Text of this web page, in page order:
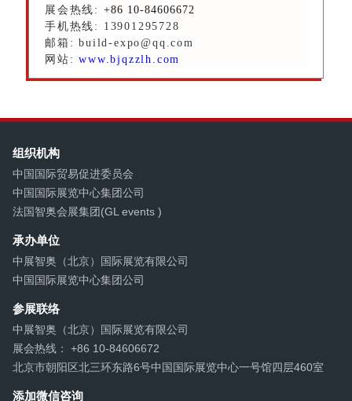
展会热线: +86 10-84606672
手机热线: 13901295728
邮箱: build-expo@qq.com
网站:www.bjqzzlh.com
组织机构
中国国际贸易促进委员会
中国国际展览中心集团公司
法国智奥会展集团(GL events )
承办单位
中展智奥（北京）国际展览有限公司
中国国际展览中心集团公司
参展联络
中展智奥（北京）国际展览有限公司
展会热线： +86 10-84606672
北京市朝阳区北三环东路6号中国国际展览中心一号馆四层460室
添加微信咨询